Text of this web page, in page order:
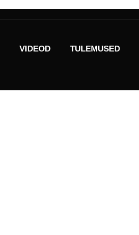
VIDEOD TULEMUSED